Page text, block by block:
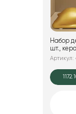
Набор
шт.,
Артикул: